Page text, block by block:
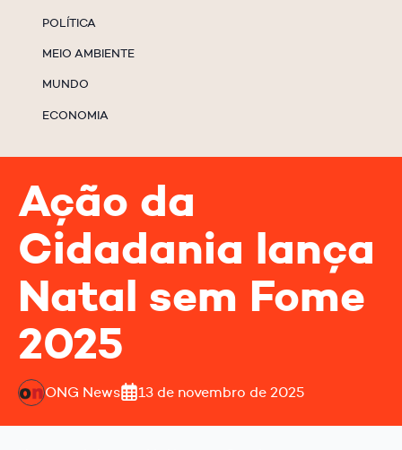
POLÍTICA
MEIO AMBIENTE
MUNDO
ECONOMIA
Ação da
Cidadania lança
Natal sem Fome
2025
ONG News 13 de novembro de 2025